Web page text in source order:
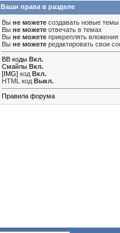
Ваши права в разделе
Вы не можете создавать новые темы
Вы не можете отвечать в темах
Вы не можете прикреплять вложения
Вы не можете редактировать свои
BB коды Вкл.
Смайлы Вкл.
[IMG] код Вкл.
HTML код Выкл.
Правила форума